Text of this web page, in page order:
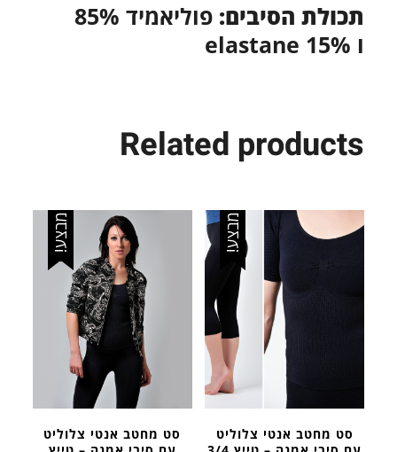
תכולת הסיבים:
פוליאמיד 85%
ו elastane 15%
Related products
מבצע!
סט מחטב אנטי צלוליט
מבצע!
סט מחטב אנטי צלוליט